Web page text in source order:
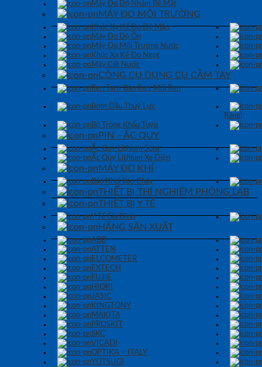
Máy Đo Độ Nhám Bề Mặt
MÁY ĐO MÔI TRƯỜNG
Khúc Xạ Kế Đo Độ Mặn
Máy Đo Độ Ồn
Máy Đo Môi Trường Nước
Khúc Xạ Kế Đo Ngọt
Máy Cất Nước
CÔNG CỤ DỤNG CỤ CẦM TAY
Ren Taro-Bàn Ren-Mũi Ren
Bơm Dầu Thuỷ Lực
Răng)
Bộ Tròng Khẩu Tuýp
PIN – ẮC QUY
Ắc Quy Lithium Solar
Ắc Quy Lithium Xe Điện
MÁY ĐO KHÍ
Báo Khói Báo Cháy
THIẾT BỊ THÍ NGHIỆM PHÒNG LAB
THIẾT BỊ Y TẾ
Y Tế Gia Đình
HÃNG SẢN XUẤT
ABB
ATTEN
ELCOMETER
EXTECH
FUJIE
HIOKI
JASIC
KINGTONY
MAKITA
PROSKIT
SKC
VICADI
OPTIKA – ITALY
YOTSUGI